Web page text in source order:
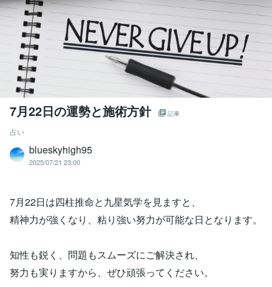
7月22日の運勢と施術方針 記事
占い
blueskyhigh95
2025/07/21 23:00
7月22日は四柱推命と九星気学を見ますと、
精神力が強くなり、粘り強い努力が可能な日となります。
知性も鋭く、問題もスムーズにご解決され、
努力も実りますから、ぜひ頑張ってください。